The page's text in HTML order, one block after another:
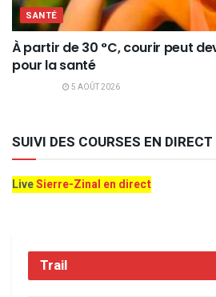
SANTÉ
À partir de 30 °C, courir peut
pour la santé
5 AOÛT 2026
SUIVI DES COURSES EN DIRECT
LiveSierre-Zinal en direct
Trail